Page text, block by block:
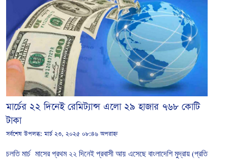
মার্চের ২২ দিনেই রেমিট্যান্স এলো ২৯ হাজার ৭৬৮ কোটি
টাকা
সর্বশেষ উপলব্ধ:মার্চ ২৩, ২০২৫ ০৮:৪৬ অপরাহ্ন
চলতি মার্চ মাসের প্রথম ২২ দিনেই প্রবাসী আয় এসেছে বাংলাদেশি মুদ্রায়(প্রতি